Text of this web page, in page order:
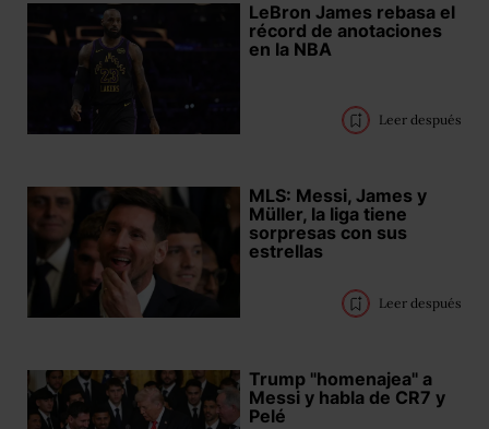
LeBron James rebasa el
récord de anotaciones
en la NBA
Leer después
MLS: Messi, James y
Müller, la liga tiene
sorpresas con sus
estrellas
Leer después
Trump "homenajea" a
Messi y habla de CR7 y
Pelé